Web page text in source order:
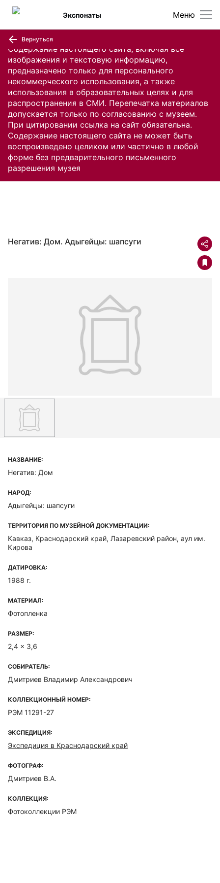
Содержание настоящего сайта, включая все
изображения и текстовую информацию,
предназначено только для персонального
некоммерческого использования, а также
использования в образовательных целях и для
распространения в СМИ. Перепечатка материалов
допускается только по согласованию с музеем.
При цитировании ссылка на сайт обязательна.
Содержание настоящего сайта не может быть
воспроизведено целиком или частично в любой
форме без предварительного письменного
разрешения музея
Меню
Экспонаты
Вернуться
Негатив: Дом. Адыгейцы: шапсуги
НАЗВАНИЕ:
Негатив: Дом
НАРОД:
Адыгейцы: шапсуги
ТЕРРИТОРИЯ ПО МУЗЕЙНОЙ ДОКУМЕНТАЦИИ:
Кавказ, Краснодарский край, Лазаревский район, аул им.
Кирова
ДАТИРОВКА:
1988 г.
МАТЕРИАЛ:
Фотопленка
РАЗМЕР:
2,4 x 3,6
СОБИРАТЕЛЬ:
Дмитриев Владимир Александрович
КОЛЛЕКЦИОННЫЙ НОМЕР:
РЭМ 11291-27
ЭКСПЕДИЦИЯ:
Экспедиция в Краснодарский край
ФОТОГРАФ:
Дмитриев В.А.
КОЛЛЕКЦИЯ:
Фотоколлекции РЭМ